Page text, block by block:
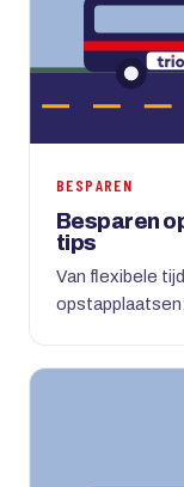
BESPAREN
Besparen
tips
Van flexibele